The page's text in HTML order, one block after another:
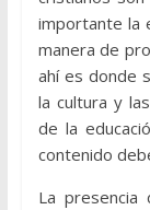
importante la
manera de
ahí es donde
la cultura y
de la
contenido
La presencia